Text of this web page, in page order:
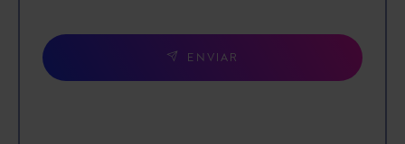
ENVIAR